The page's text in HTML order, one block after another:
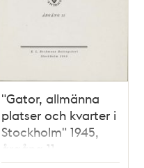
"Gator, allmänna
platser och kvarter i
Stockholm" 1945,
årgång 11